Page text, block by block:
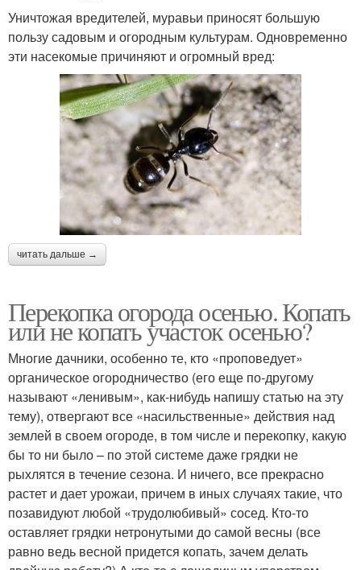
Уничтожая вредителей, муравьи приносят большую
пользу садовым и огородным культурам. Одновременно
эти насекомые причиняют и огромный вред:
читать дальше →
Перекопка огорода осенью. Копать
или не копать участок осенью?
Многие дачники, особенно те, кто «проповедует»
органическое огородничество (его еще по-другому
называют «ленивым», как-нибудь напишу статью на эту
тему), отвергают все «насильственные» действия над
землей в своем огороде, в том числе и перекопку, какую
бы то ни было – по этой системе даже грядки не
рыхлятся в течение сезона. И ничего, все прекрасно
растет и дает урожаи, причем в иных случаях такие, что
позавидуют любой «трудолюбивый» сосед. Кто-то
оставляет грядки нетронутыми до самой весны (все
равно ведь весной придется копать, зачем делать